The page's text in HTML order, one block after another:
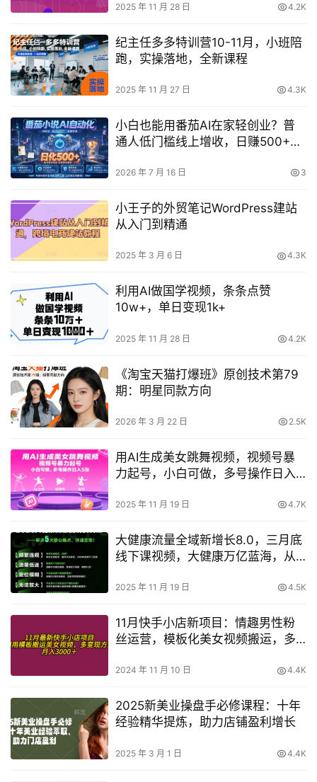
2025 年 11 月 28 日 4.2K
纪主任多多特训营10-11月，小班陪
跑，实操落地，全新课程
2025 年 11 月 27 日 4.3K
小白也能用番茄AI在家轻创业？普
通人低门槛线上增收，日赚500+实
2026 年 7 月 16 日 3
小王子的外贸笔记WordPress建站
从入门到精通
2025 年 3 月 6 日 4.3K
利用AI做国学视频，条条点赞
10w+，单日变现1k+
2025 年 11 月 28 日 4.2K
《淘宝天猫打爆班》原创技术第79
期：明星同款方向
2026 年 3 月 22 日 2.5K
用AI生成美女跳舞视频，视频号暴
力起号，小白可做，多号操作日入5
2025 年 11 月 19 日 4.7K
大健康流量全域新增长8.0，三月底
线下课视频，大健康万亿蓝海，从
2025 年 11 月 19 日 4.5K
11月快手小店新项目：情趣男性粉
丝运营，模板化美女视频搬运，多
2024 年 11 月 10 日 4.4K
2025新美业操盘手必修课程：十年
经验精华提炼，助力店铺盈利增长
2025 年 3 月 1 日 4.4K